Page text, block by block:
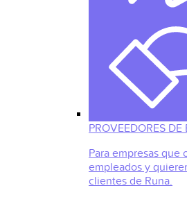
PROVEEDORES DE
Para empresas que
empleados y
clientes de Runa.